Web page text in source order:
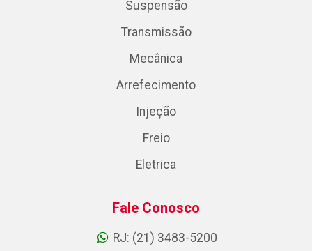
Suspensão
Transmissão
Mecânica
Arrefecimento
Injeção
Freio
Eletrica
Fale Conosco
RJ: (21) 3483-5200